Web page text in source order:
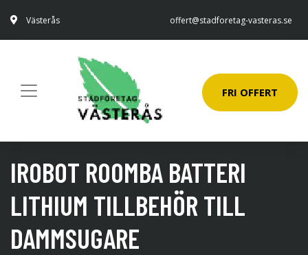
Västerås offert@stadforetag-vasteras.se
FRI OFFERT
IROBOT ROOMBA BATTERI
LITHIUM TILLBEHÖR TILL
DAMMSUGARE